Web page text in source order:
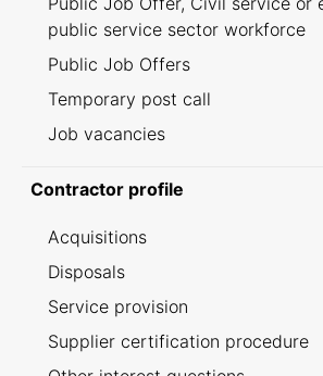
public service sector workforce
Public Job Offers
Temporary post call
Job vacancies
Contractor profile
Acquisitions
Disposals
Service provision
Supplier certification procedure